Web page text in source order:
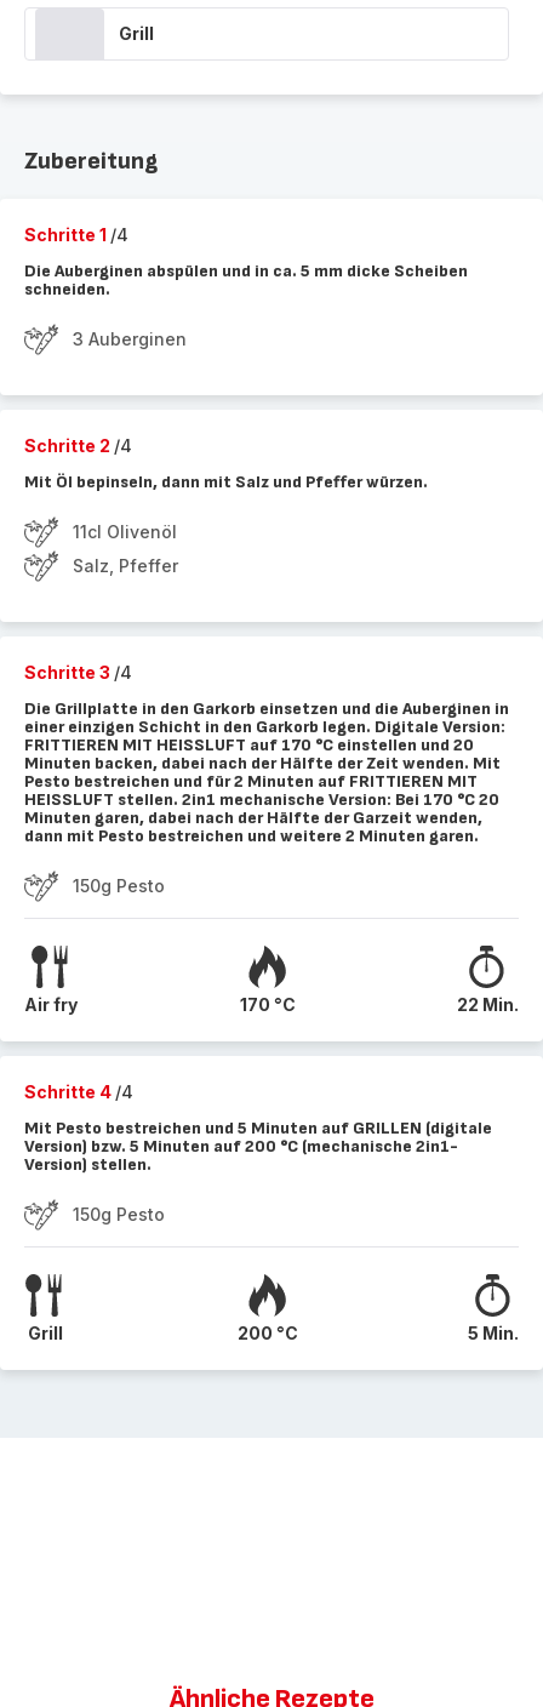
Grill
Zubereitung
Schritte 1 /4
Die Auberginen abspülen und in ca. 5 mm dicke Scheiben
schneiden.
3 Auberginen
Schritte 2 /4
Mit Öl bepinseln, dann mit Salz und Pfeffer würzen.
11cl Olivenöl
Salz, Pfeffer
Schritte 3 /4
Die Grillplatte in den Garkorb einsetzen und die Auberginen in
einer einzigen Schicht in den Garkorb legen. Digitale Version:
FRITTIEREN MIT HEISSLUFT auf 170 °C einstellen und 20
Minuten backen, dabei nach der Hälfte der Zeit wenden. Mit
Pesto bestreichen und für 2 Minuten auf FRITTIEREN MIT
HEISSLUFT stellen. 2in1 mechanische Version: Bei 170 °C 20
Minuten garen, dabei nach der Hälfte der Garzeit wenden,
dann mit Pesto bestreichen und weitere 2 Minuten garen.
150g Pesto
Air fry 170 °C 22 Min.
Schritte 4 /4
Mit Pesto bestreichen und 5 Minuten auf GRILLEN (digitale
Version) bzw. 5 Minuten auf 200 °C (mechanische 2in1-
Version) stellen.
150g Pesto
Grill 200 °C 5 Min.
Ähnliche Rezepte